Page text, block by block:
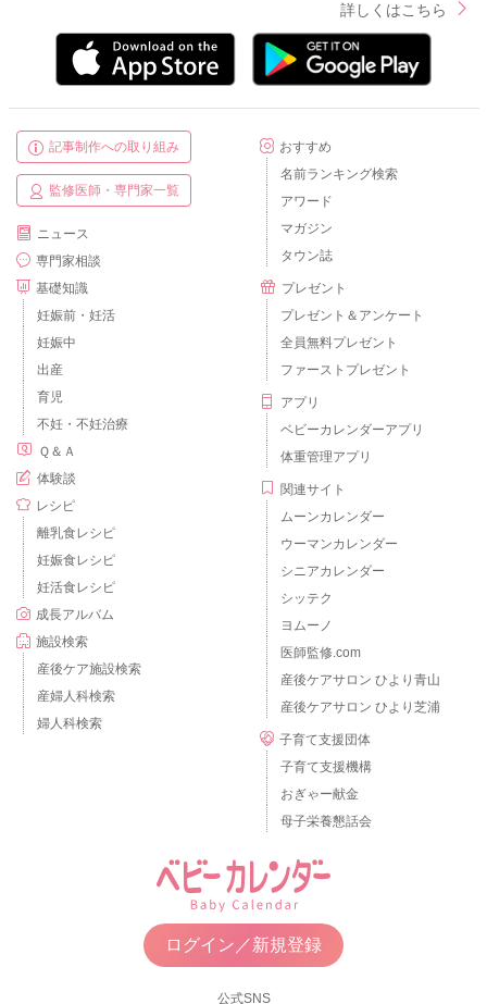
詳しくはこちら
記事制作への取り組み
監修医師・専門家一覧
ニュース
専門家相談
基礎知識
妊娠前・妊活
妊娠中
出産
育児
不妊・不妊治療
Ｑ＆Ａ
体験談
レシピ
離乳食レシピ
妊娠食レシピ
妊活食レシピ
成長アルバム
施設検索
産後ケア施設検索
産婦人科検索
婦人科検索
おすすめ
名前ランキング検索
アワード
マガジン
タウン誌
プレゼント
プレゼント＆アンケート
全員無料プレゼント
ファーストプレゼント
アプリ
ベビーカレンダーアプリ
体重管理アプリ
関連サイト
ムーンカレンダー
ウーマンカレンダー
シニアカレンダー
シッテク
ヨムーノ
医師監修.com
産後ケアサロン ひより青山
産後ケアサロン ひより芝浦
子育て支援団体
子育て支援機構
おぎゃー献金
母子栄養懇話会
ログイン／新規登録
公式SNS